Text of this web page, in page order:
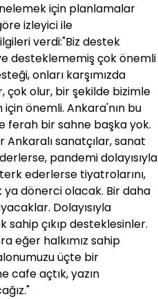
için planlamalar
izleyici ile
verdi:"Biz destek
desteklememiş çok önemli
onları karşımızda
çok olur, bir şekilde bizimle
önemli. Ankara'nın bu
ferah bir sahne başka yok.
sanatçılar, sanat
pandemi dolayısıyla
ederlerse tiyatrolarını,
dönerci olacak. Bir daha
Dolayısıyla
çıkıp desteklesinler.
eğer halkımız sahip
üçte bir
cafe açtık, yazın